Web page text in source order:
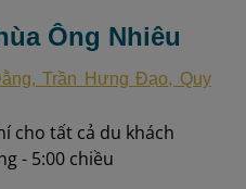
Ông Nhiêu
Trần Hưng Đạo, Quy
cho tất cả du khách
- 5:00 chiều